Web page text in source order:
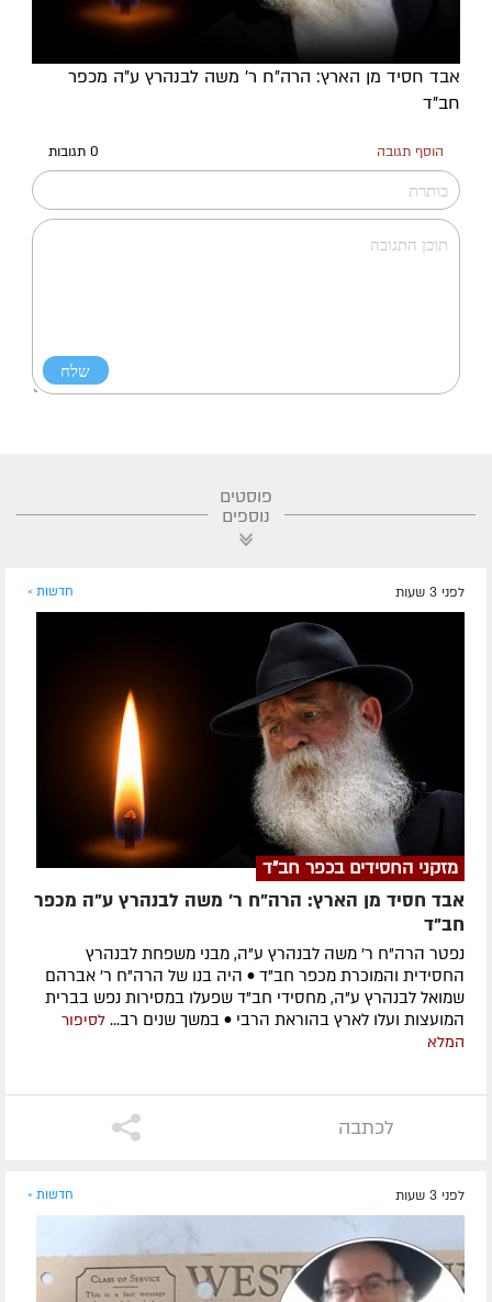
אבד חסיד מן הארץ: הרה"ח ר' משה לבנהרץ ע"ה מכפר
חב"ד
הוסף תגובה 0 תגובות
פוסטים
נוספים
לפני 3 שעות חדשות »
מזקני החסידים בכפר חב"ד
אבד חסיד מן הארץ: הרה"ח ר' משה לבנהרץ ע"ה מכפר
חב"ד
נפטר הרה"ח ר' משה לבנהרץ ע"ה, מבני משפחת לבנהרץ
החסידית והמוכרת מכפר חב"ד • היה בנו של הרה"ח ר' אברהם
שמואל לבנהרץ ע"ה, מחסידי חב"ד שפעלו במסירות נפש בברית
המועצות ועלו לארץ בהוראת הרבי • במשך שנים רב... לסיפור
המלא
לכתבה
לפני 3 שעות חדשות »